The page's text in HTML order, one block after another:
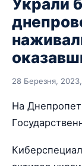
Украли
28 Березня,
На